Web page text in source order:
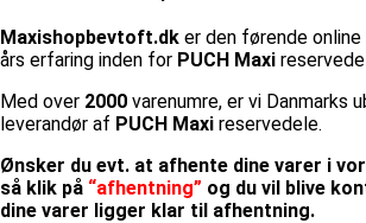
Maxishopbevtoft.dk er den førende
års erfaring inden for PUCH Maxi
Med over 2000 varenumre, er vi Danmarks
leverandør af PUCH Maxi reservedele.
Ønsker du evt. at afhente dine varer i
så klik på “afhentning” og du vil blive
dine varer ligger klar til afhentning.